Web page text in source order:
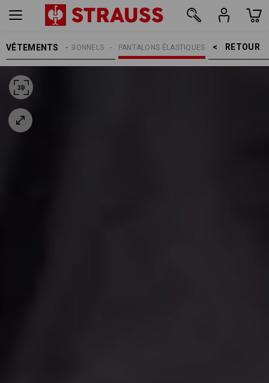
VÊTEMENTS RETOUR    >
PANTALONS ÉLASTIQUES
PROFESSIONNELS